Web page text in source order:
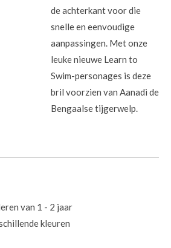
de achterkant voor die
snelle en eenvoudige
aanpassingen. Met onze
leuke nieuwe Learn to
Swim-personages is deze
bril voorzien van Aanadi de
Bengaalse tijgerwelp.
van 1 - 2 jaar
kleuren